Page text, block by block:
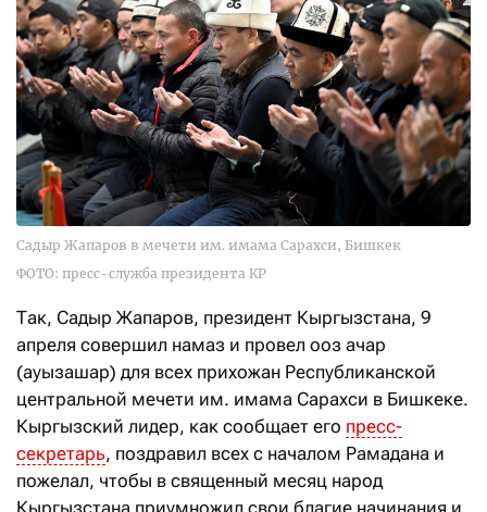
Садыр Жапаров в мечети им. имама Сарахси, Бишкек
ФОТО: пресс-служба президента КР
Так, Садыр Жапаров, президент Кыргызстана, 9
апреля совершил намаз и провел ооз ачар
(ауызашар) для всех прихожан Республиканской
центральной мечети им. имама Сарахси в Бишкеке.
Кыргызский лидер, как сообщает его пресс-
секретарь, поздравил всех с началом Рамадана и
пожелал, чтобы в священный месяц народ
Кыргызстана приумножил свои благие начинания и